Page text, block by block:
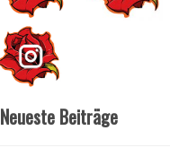
Neueste Beiträge